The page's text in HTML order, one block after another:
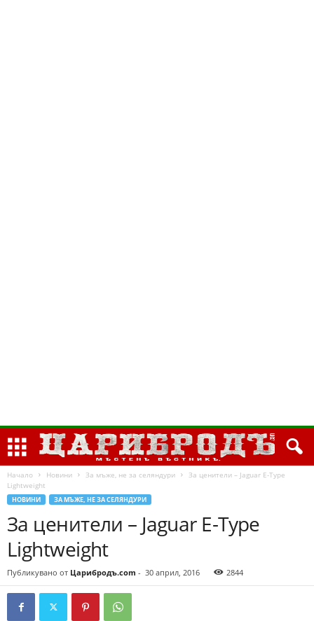
Начало Новини За мъже, не за селяндури
За ценители – Jaguar E-Type
Lightweight
НОВИНИ ЗА МЪЖЕ, НЕ ЗА СЕЛЯНДУРИ
За ценители – Jaguar E-Type
Lightweight
Публикувано от Царибродъ.com - 30 април, 2016 2844